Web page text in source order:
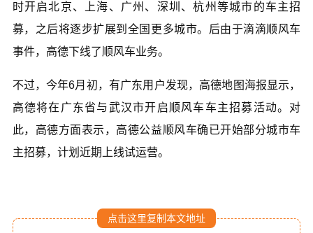
时开启北京、上海、广州、深圳、杭州等城市的车主招
募，之后将逐步扩展到全国更多城市。后由于滴滴顺风车
事件，高德下线了顺风车业务。
不过，今年6月初，有广东用户发现，高德地图海报显示，
高德将在广东省与武汉市开启顺风车车主招募活动。对
此，高德方面表示，高德公益顺风车确已开始部分城市车
主招募，计划近期上线试运营。
点击这里复制本文地址